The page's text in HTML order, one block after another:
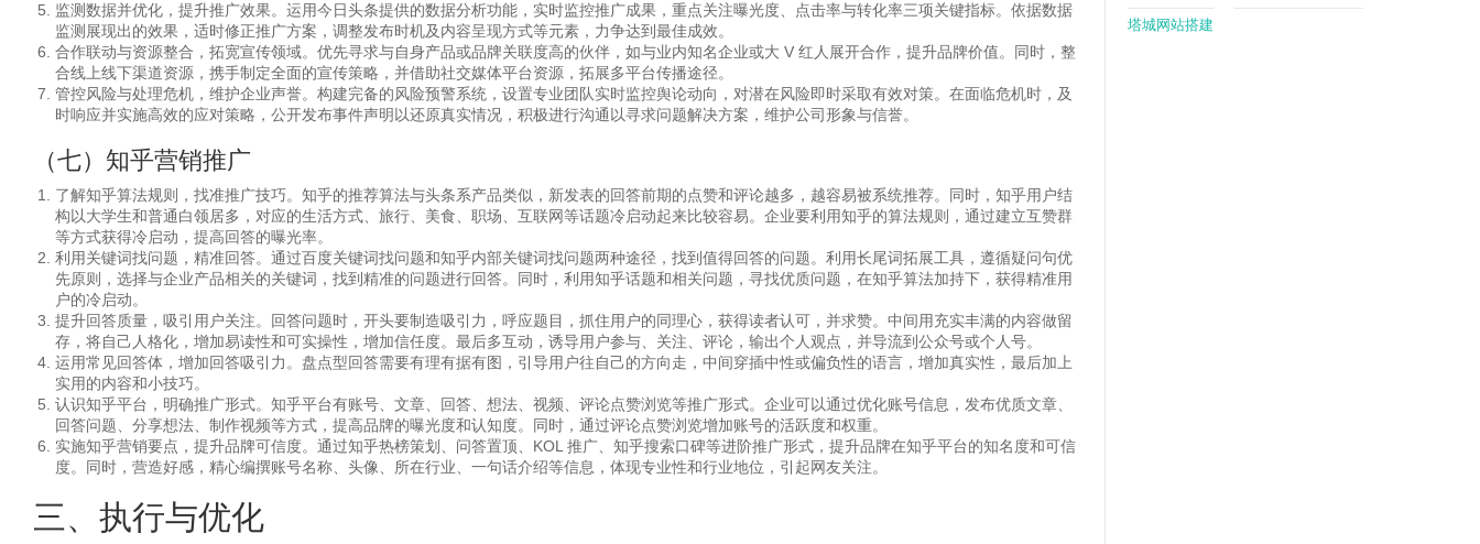
监测数据并优化，提升推广效果。运用今日头条提供的数据分析功能，实时监控推广成果，重点关注曝光度、点击率与转化率三项关键指标。依据数据
监测展现出的效果，适时修正推广方案，调整发布时机及内容呈现方式等元素，力争达到最佳成效。
合作联动与资源整合，拓宽宣传领域。优先寻求与自身产品或品牌关联度高的伙伴，如与业内知名企业或大 V 红人展开合作，提升品牌价值。同时，整
合线上线下渠道资源，携手制定全面的宣传策略，并借助社交媒体平台资源，拓展多平台传播途径。
管控风险与处理危机，维护企业声誉。构建完备的风险预警系统，设置专业团队实时监控舆论动向，对潜在风险即时采取有效对策。在面临危机时，及
时响应并实施高效的应对策略，公开发布事件声明以还原真实情况，积极进行沟通以寻求问题解决方案，维护公司形象与信誉。
（七）知乎营销推广
了解知乎算法规则，找准推广技巧。知乎的推荐算法与头条系产品类似，新发表的回答前期的点赞和评论越多，越容易被系统推荐。同时，知乎用户结
构以大学生和普通白领居多，对应的生活方式、旅行、美食、职场、互联网等话题冷启动起来比较容易。企业要利用知乎的算法规则，通过建立互赞群
等方式获得冷启动，提高回答的曝光率。
利用关键词找问题，精准回答。通过百度关键词找问题和知乎内部关键词找问题两种途径，找到值得回答的问题。利用长尾词拓展工具，遵循疑问句优
先原则，选择与企业产品相关的关键词，找到精准的问题进行回答。同时，利用知乎话题和相关问题，寻找优质问题，在知乎算法加持下，获得精准用
户的冷启动。
提升回答质量，吸引用户关注。回答问题时，开头要制造吸引力，呼应题目，抓住用户的同理心，获得读者认可，并求赞。中间用充实丰满的内容做留
存，将自己人格化，增加易读性和可实操性，增加信任度。最后多互动，诱导用户参与、关注、评论，输出个人观点，并导流到公众号或个人号。
运用常见回答体，增加回答吸引力。盘点型回答需要有理有据有图，引导用户往自己的方向走，中间穿插中性或偏负性的语言，增加真实性，最后加上
实用的内容和小技巧。
认识知乎平台，明确推广形式。知乎平台有账号、文章、回答、想法、视频、评论点赞浏览等推广形式。企业可以通过优化账号信息，发布优质文章、
回答问题、分享想法、制作视频等方式，提高品牌的曝光度和认知度。同时，通过评论点赞浏览增加账号的活跃度和权重。
实施知乎营销要点，提升品牌可信度。通过知乎热榜策划、问答置顶、KOL 推广、知乎搜索口碑等进阶推广形式，提升品牌在知乎平台的知名度和可信
度。同时，营造好感，精心编撰账号名称、头像、所在行业、一句话介绍等信息，体现专业性和行业地位，引起网友关注。
三、执行与优化
塔城网站搭建